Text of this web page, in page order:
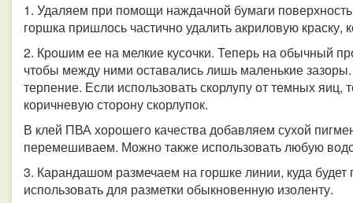
1. Удаляем при помощи наждачной бумаги
горшка пришлось частично удалить акриловую
2. Крошим ее на мелкие кусочки. Теперь на обычный
чтобы между ними оставались лишь маленькие
терпение. Если использовать скорлупу от темных
коричневую сторону скорлупок.
В клей ПВА хорошего качества добавляем сухой
перемешиваем. Можно также использовать любую
3. Карандашом размечаем на горшке линии, куда
использовать для разметки обыкновенную изоленту.